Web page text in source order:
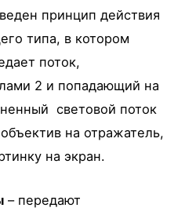
принцип действия
типа, в котором
поток,
2 и попадающий на
световой поток
на отражатель,
на экран.
– передают